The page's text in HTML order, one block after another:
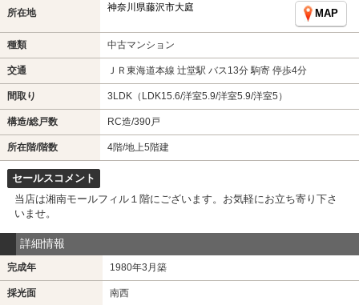
所在地 神奈川県藤沢市大庭
MAP
種類 中古マンション
交通 ＪＲ東海道本線 辻堂駅 バス13分 駒寄 停歩4分
間取り 3LDK（LDK15.6/洋室5.9/洋室5.9/洋室5）
構造/総戸数 RC造/390戸
所在階/階数 4階/地上5階建
セールスコメント
当店は湘南モールフィル１階にございます。お気軽にお立ち寄り下さ
いませ。
詳細情報
完成年 1980年3月築
採光面 南西